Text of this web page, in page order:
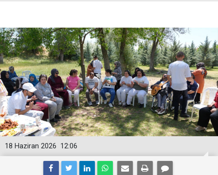
12:06
18 Haziran 2026